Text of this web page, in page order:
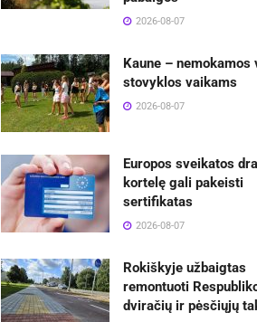
2026-08-07
Kaune – nemokamos
stovyklos vaikams
2026-08-07
Europos sveikatos
kortelę gali pakeisti
sertifikatas
2026-08-07
Rokiškyje užbaigtas
remontuoti
dviračių ir pėsčiųjų